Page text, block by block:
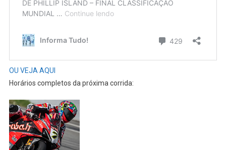
OU VEJA AQUI
Horários completos da próxima corrida: